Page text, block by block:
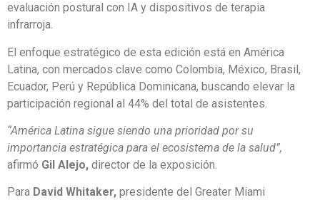
evaluación postural con IA y dispositivos de terapia
infrarroja.
El enfoque estratégico de esta edición está en América
Latina, con mercados clave como Colombia, México, Brasil,
Ecuador, Perú y República Dominicana, buscando elevar la
participación regional al 44% del total de asistentes.
“América Latina sigue siendo una prioridad por su
importancia estratégica para el ecosistema de la salud”,
afirmó Gil Alejo, director de la exposición.
Para David Whitaker, presidente del Greater Miami